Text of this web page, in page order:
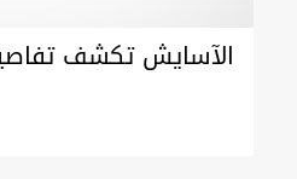
الآسايش تكشف
النار على مقر